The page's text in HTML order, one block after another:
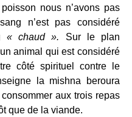
nous n’avons pas
n’est pas considéré
« chaud ». Sur le plan
animal qui est considéré
côté spirituel contre le
la mishna beroura
aux trois repas
que de la viande.